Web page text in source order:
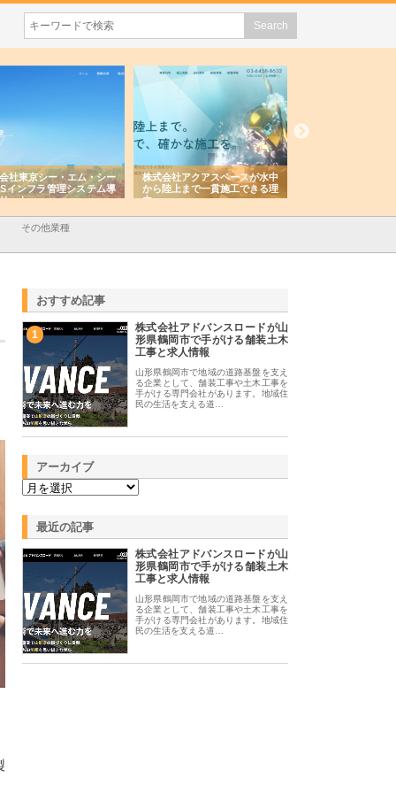
社東京シー・エム・シー
インフラ管理システム導
ット
株式会社アクアスペースが水中
から陸上まで一貫施工できる理
由
その他業種
おすすめ記事
1
株式会社アドバンスロードが山
形県鶴岡市で手がける舗装土木
工事と求人情報
山形県鶴岡市で地域の道路基盤を支え
る企業として、舗装工事や土木工事を
手がける専門会社があります。地域住
民の生活を支える道…
アーカイブ
最近の記事
株式会社アドバンスロードが山
形県鶴岡市で手がける舗装土木
工事と求人情報
山形県鶴岡市で地域の道路基盤を支え
る企業として、舗装工事や土木工事を
手がける専門会社があります。地域住
民の生活を支える道…